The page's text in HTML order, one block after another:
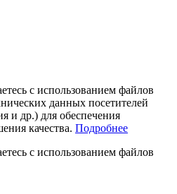
с использованием файлов
данных посетителей
и др.) для обеспечения
качества. Подробнее
с использованием файлов